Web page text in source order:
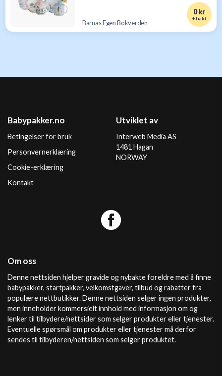
Barnas Egen Bokverden
0 kr
+ frakt
Babypakker.no
Betingelser for bruk
Personvernerklæring
Cookie-erklæring
Kontakt
Utviklet av
Interweb Media AS
1481 Hagan
NORWAY
Om oss
Denne nettsiden hjelper gravide og nybakte foreldre med å finne
babypakker, startpakker, velkomstgaver, tilbud og rabatter fra
populære nettbutikker. Denne nettsiden selger ingen produkter,
men inneholder kommersielt innhold med informasjon om og
lenker til tilbydere/nettsider som selger produkter eller tjenester.
Eventuelle spørsmål om produkter eller tjenester må derfor
sendes til tilbyderen/nettsiden som selger produktet.